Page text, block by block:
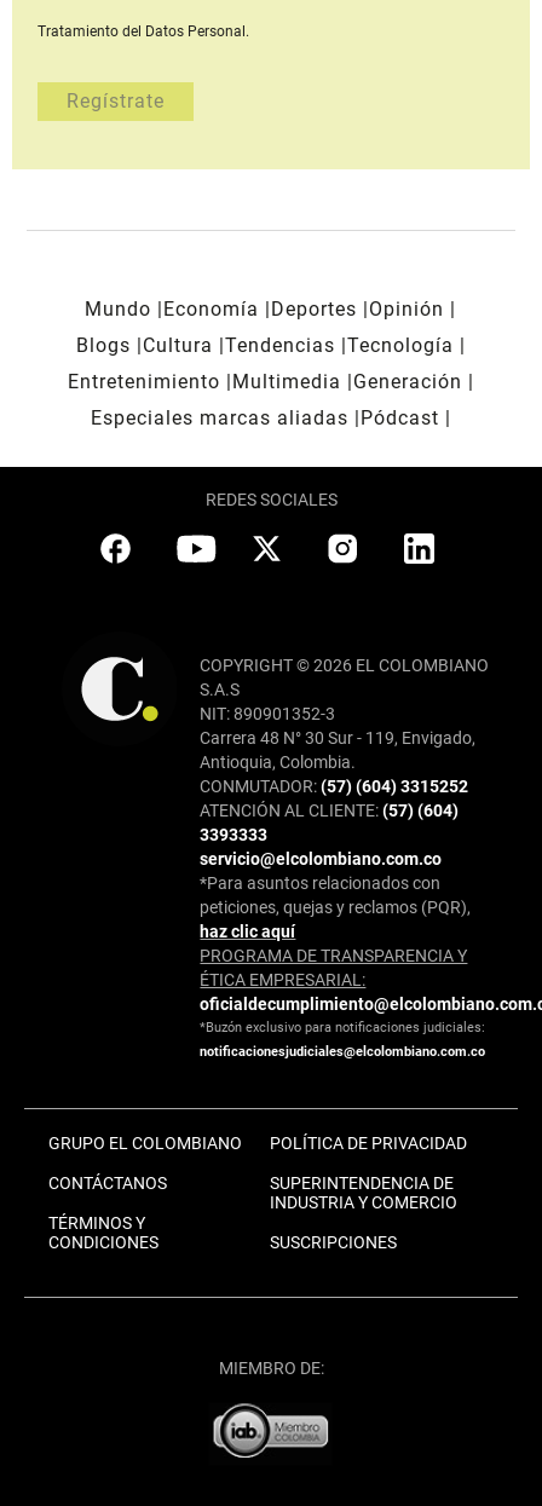
Tratamiento del Datos Personal.
Mundo Economía Deportes
Opinión
Blogs
Cultura Tendencias Tecnología
Entretenimiento
Multimedia
Generación
Especiales marcas aliadas
Pódcast
REDES SOCIALES
COPYRIGHT © 2026 EL COLOMBIANO
S.A.S
NIT: 890901352-3
Carrera 48 N° 30 Sur - 119, Envigado,
Antioquia, Colombia.
CONMUTADOR:(57) (604) 3315252
ATENCIÓN AL CLIENTE:(57) (604)
3393333
servicio@elcolombiano.com.co
*Para asuntos relacionados con
peticiones, quejas y reclamos (PQR),
haz clic aquí
PROGRAMA DE TRANSPARENCIA Y
ÉTICA EMPRESARIAL:
*Buzón exclusivo para notificaciones judiciales:
notificacionesjudiciales@elcolombiano.com.co
GRUPO EL COLOMBIANO
CONTÁCTANOS
TÉRMINOS Y
CONDICIONES
POLÍTICA DE PRIVACIDAD
SUPERINTENDENCIA DE
INDUSTRIA Y COMERCIO
SUSCRIPCIONES
MIEMBRO DE: